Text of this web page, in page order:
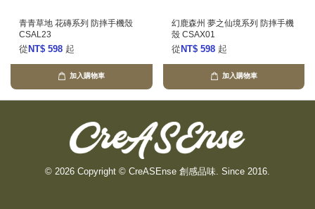
青青草地 花磚系列 防摔手機殼
CSAL23
從 NT$ 598 起
加入購物車
幻鹿森州 夢之仙境系列 防摔手機
殼 CSAX01
從 NT$ 598 起
加入購物車
© 2026 Copyright © CreASEnse 創感品味. Since 2016.